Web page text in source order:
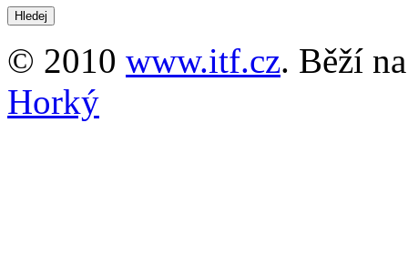
© 2010 www.itf.cz. Běží
Horký